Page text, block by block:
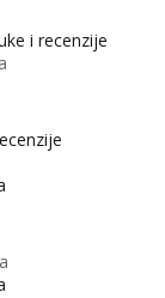
i recenzije